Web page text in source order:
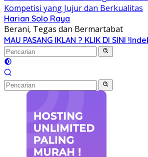
Kompetisi yang Jujur dan Berkualitas
Harian Solo Raya
Berani, Tegas dan Bermartabat
MAU PASANG IKLAN ? KLIK DI SINI !